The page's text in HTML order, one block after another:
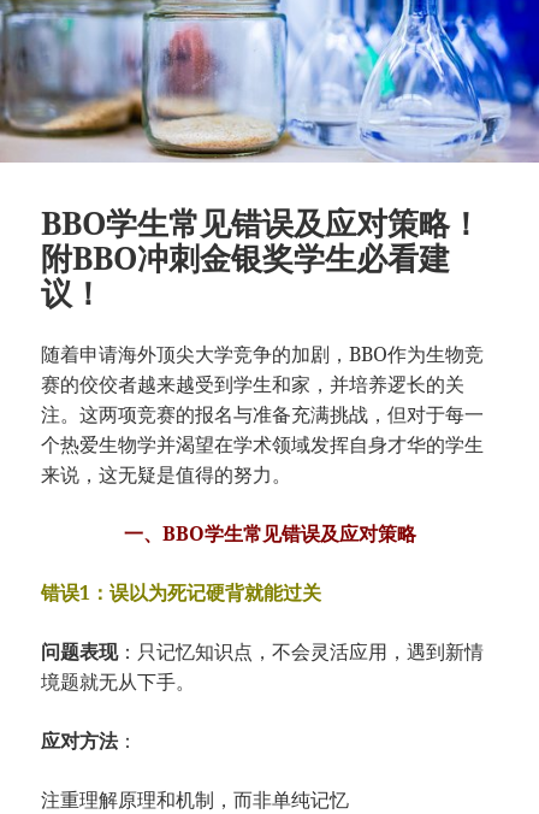
BBO学生常见错误及应对策略！
附BBO冲刺金银奖学生必看建
议！
随着申请海外顶尖大学竞争的加剧，BBO作为生物竞
赛的佼佼者越来越受到学生和家，并培养逻长的关
注。这两项竞赛的报名与准备充满挑战，但对于每一
个热爱生物学并渴望在学术领域发挥自身才华的学生
来说，这无疑是值得的努力。
一、BBO学生常见错误及应对策略
错误1：误以为死记硬背就能过关
问题表现：只记忆知识点，不会灵活应用，遇到新情
境题就无从下手。
应对方法：
注重理解原理和机制，而非单纯记忆